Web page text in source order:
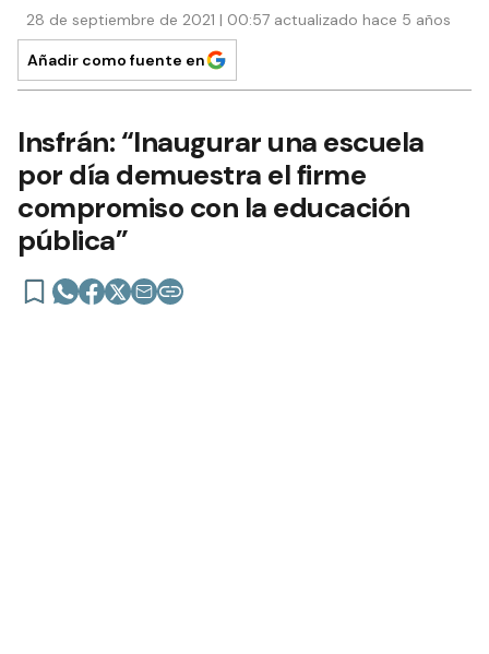
28 de septiembre de 2021 | 00:57 actualizado hace 5 años
Añadir como fuente en
Insfrán: “Inaugurar una escuela
por día demuestra el firme
compromiso con la educación
pública”